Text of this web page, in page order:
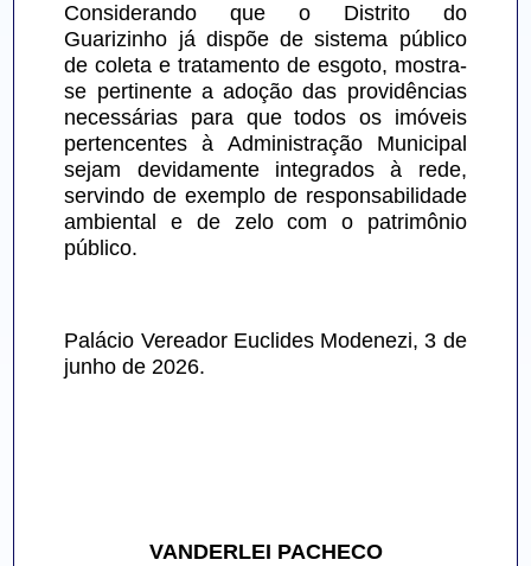
Considerando que o Distrito do
Guarizinho já dispõe de sistema público
de coleta e tratamento de esgoto, mostra-
se pertinente a adoção das providências
necessárias para que todos os imóveis
pertencentes à Administração Municipal
sejam devidamente integrados à rede,
servindo de exemplo de responsabilidade
ambiental e de zelo com o patrimônio
público.
Palácio Vereador Euclides Modenezi, 3 de
junho de 2026.
VANDERLEI PACHECO